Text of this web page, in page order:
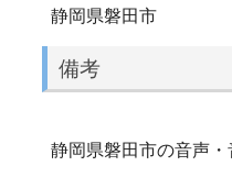
静岡県磐田市
備考
静岡県磐田市の音声